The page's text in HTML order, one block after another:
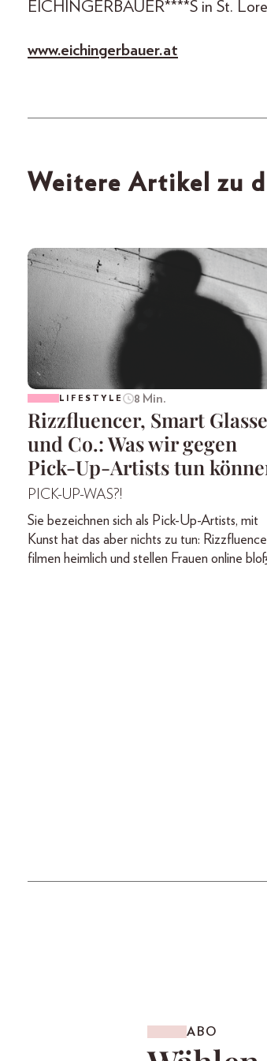
EICHINGERBAUER****S in St.
www.eichingerbauer.at
Weitere Artikel zu
LIFESTYLE 8 Min.
Rizzfluencer, Smart
und Co.: Was wir gegen
Pick-Up-Artists tun
PICK-UP-WAS?!
Sie bezeichnen sich als Pick-Up-Artists, mit
Kunst hat das aber nichts zu tun:
filmen heimlich und stellen Frauen online
ABO